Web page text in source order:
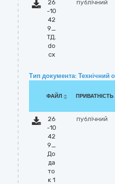
26
-10
42
9_
ТД.
do
cx
публічний
Тип документа: Технічний
ФАЙЛ ПРИВАТНІСТЬ
26
-10
42
9_
До
да
то
к 1
публічний